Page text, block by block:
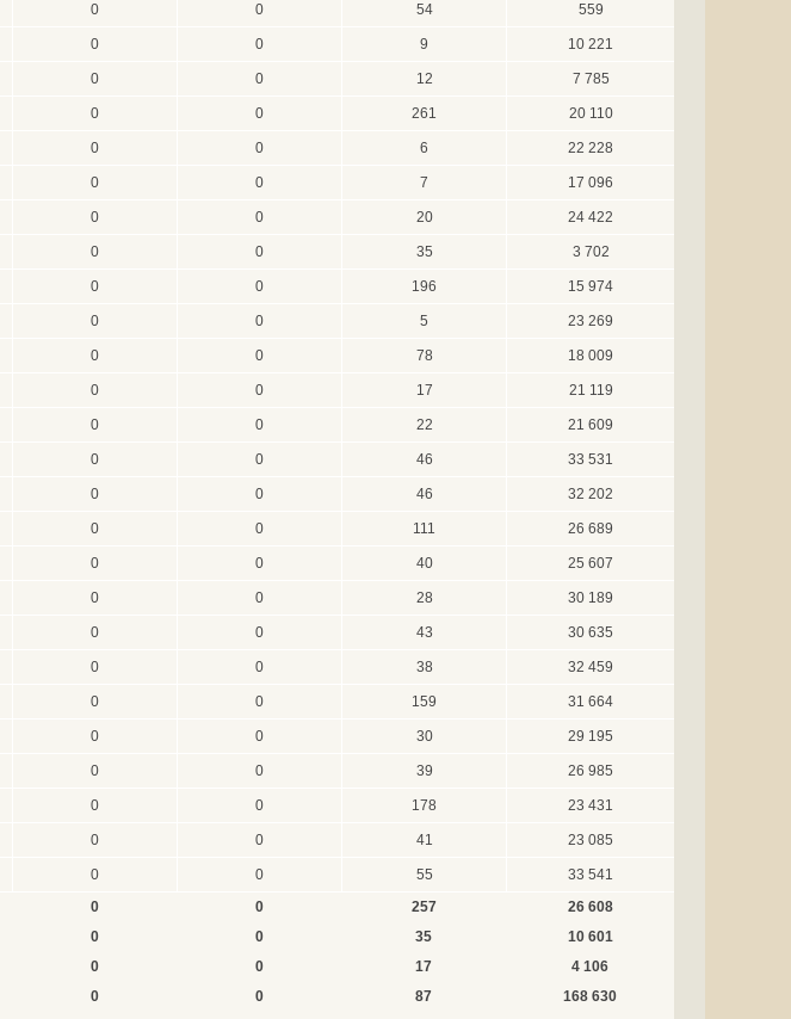
0 0 54 559
0 0 9 10 221
0 0 12 7 785
0 0 261 20 110
0 0 6 22 228
0 0 7 17 096
0 0 20 24 422
0 0 35 3 702
0 0 196 15 974
0 0 5 23 269
0 0 78 18 009
0 0 17 21 119
0 0 22 21 609
0 0 46 33 531
0 0 46 32 202
0 0 111 26 689
0 0 40 25 607
0 0 28 30 189
0 0 43 30 635
0 0 38 32 459
0 0 159 31 664
0 0 30 29 195
0 0 39 26 985
0 0 178 23 431
0 0 41 23 085
0 0 55
33 541
0 0 257
26 608
0 0 35
10 601
0 0 17
4 106
0 0 87
168 630